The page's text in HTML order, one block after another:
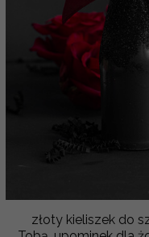
złoty kieliszek do